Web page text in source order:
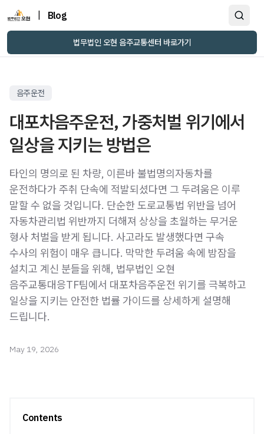
Blog
법무법인 오현 음주교통센터 바로가기
음주운전
대포차음주운전, 가중처벌 위기에서
일상을 지키는 방법은
타인의 명의로 된 차량, 이른바 불법명의자동차를
운전하다가 주취 단속에 적발되셨다면 그 두려움은 이루
말할 수 없을 것입니다. 단순한 도로교통법 위반을 넘어
자동차관리법 위반까지 더해져 상상을 초월하는 무거운
형사 처벌을 받게 됩니다. 사고라도 발생했다면 구속
수사의 위험이 매우 큽니다. 막막한 두려움 속에 밤잠을
설치고 계신 분들을 위해, 법무법인 오현
음주교통대응TF팀에서 대포차음주운전 위기를 극복하고
일상을 지키는 안전한 법률 가이드를 상세하게 설명해
드립니다.
May 19, 2026
Contents